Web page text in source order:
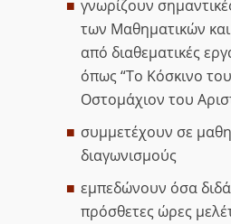
γνωρίζουν
των Μαθηματικών
από διαθεματικές
όπως “Το Κόσκινο
Οστομάχιον του
συμμετέχουν σε
διαγωνισμούς
εμπεδώνουν όσα
πρόσθετες ώρες